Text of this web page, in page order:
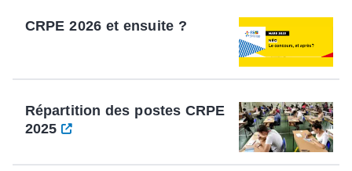
CRPE 2026 et ensuite ?
Répartition des postes CRPE
2025